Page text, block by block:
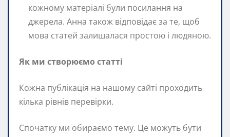
кожному матеріалі були посилання на
джерела. Анна також відповідає за те, щоб
мова статей залишалася простою і людяною.
Як ми створюємо статті
Кожна публікація на нашому сайті проходить
кілька рівнів перевірки.
Спочатку ми обираємо тему. Це можуть бути